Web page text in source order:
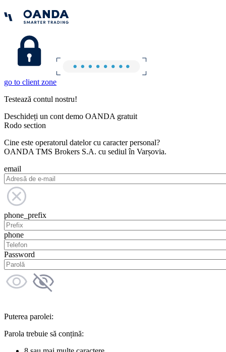
go to client zone
Testează contul nostru!
Deschideți un cont demo OANDA gratuit
Rodo section
Cine este operatorul datelor cu caracter personal?
OANDA TMS Brokers S.A. cu sediul în Varșovia.
email
phone_prefix
phone
Password
Puterea parolei:
Parola trebuie să conțină: